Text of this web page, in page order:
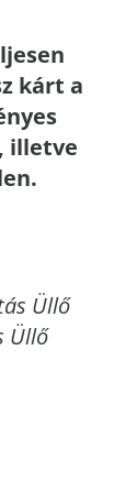
kárt a
illetve
Üllő
Üllő